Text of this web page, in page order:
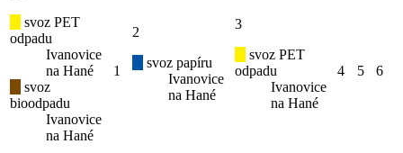
svoz PET
odpadu
Ivanovice
na Hané
svoz
bioodpadu
Ivanovice
na Hané
1
2
svoz papíru
Ivanovice
na Hané
3
svoz PET
odpadu
Ivanovice
na Hané
4 5 6